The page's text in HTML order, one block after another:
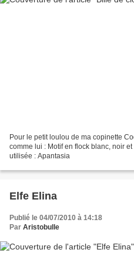
Pour le petit loulou de ma copinette
comme lui : Motif en flock blanc, noir
utilisée : Apantasia
Elfe Elina
Publié le 04/07/2010 à 14:18
Par Aristobulle